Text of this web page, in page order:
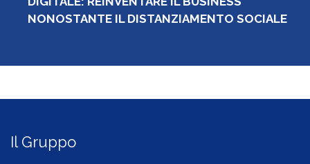
NONOSTANTE IL DISTANZIAMENTO SOCIALE
Il Gruppo